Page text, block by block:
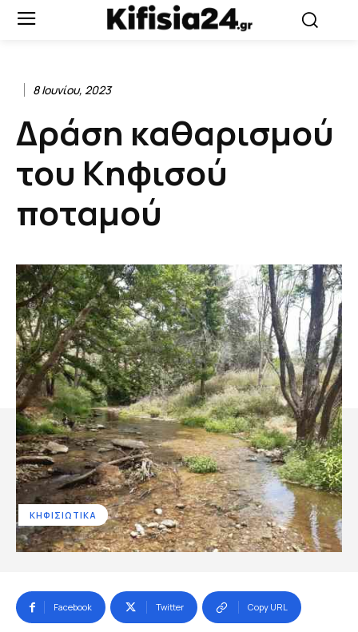
8 Ιουνίου, 2023
Δράση καθαρισμού
του Κηφισού
ποταμού
ΚΗΦΙΣΙΩΤΙΚΑ
Facebook Twitter Copy URL